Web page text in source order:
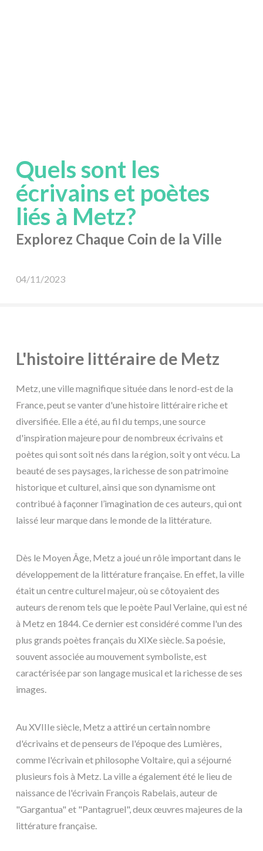
Quels sont les
écrivains et poètes
liés à Metz?
Explorez Chaque Coin de la Ville
04/11/2023
L'histoire littéraire de Metz
Metz, une ville magnifique située dans le nord-est de la
France, peut se vanter d'une histoire littéraire riche et
diversifiée. Elle a été, au fil du temps, une source
d'inspiration majeure pour de nombreux écrivains et
poètes qui sont soit nés dans la région, soit y ont vécu. La
beauté de ses paysages, la richesse de son patrimoine
historique et culturel, ainsi que son dynamisme ont
contribué à façonner l’imagination de ces auteurs, qui ont
laissé leur marque dans le monde de la littérature.
Dès le Moyen Âge, Metz a joué un rôle important dans le
développement de la littérature française. En effet, la ville
était un centre culturel majeur, où se côtoyaient des
auteurs de renom tels que le poète Paul Verlaine, qui est né
à Metz en 1844. Ce dernier est considéré comme l'un des
plus grands poètes français du XIXe siècle. Sa poésie,
souvent associée au mouvement symboliste, est
caractérisée par son langage musical et la richesse de ses
images.
Au XVIIIe siècle, Metz a attiré un certain nombre
d'écrivains et de penseurs de l'époque des Lumières,
comme l'écrivain et philosophe Voltaire, qui a séjourné
plusieurs fois à Metz. La ville a également été le lieu de
naissance de l'écrivain François Rabelais, auteur de
"Gargantua" et "Pantagruel", deux œuvres majeures de la
littérature française.